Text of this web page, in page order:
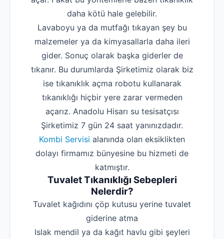
daha kötü hale gelebilir.
Lavaboyu ya da mutfağı tıkayan şey bu
malzemeler ya da kimyasallarla daha ileri
gider. Sonuç olarak başka giderler de
tıkanır. Bu durumlarda Şirketimiz olarak biz
ise tıkanıklık açma robotu kullanarak
tıkanıklığı hiçbir yere zarar vermeden
açarız. Anadolu Hisarı su tesisatçısı
Şirketimiz 7 gün 24 saat yanınızdadır.
Kombi Servisi alanında olan eksiklikten
dolayı firmamız bünyesine bu hizmeti de
katmıştır.
Tuvalet Tıkanıklığı Sebepleri
Nelerdir?
‌Tuvalet kağıdını çöp kutusu yerine tuvalet
giderine atma
‌Islak mendil ya da kağıt havlu gibi şeyleri